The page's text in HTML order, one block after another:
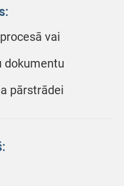
vai
dokumentu
pārstrādei